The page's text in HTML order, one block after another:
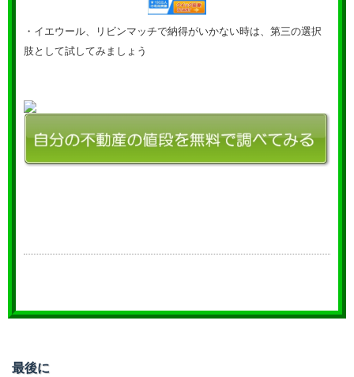
・イエウール、リビンマッチで納得がいかない時は、第三の選択
肢として試してみましょう
最後に